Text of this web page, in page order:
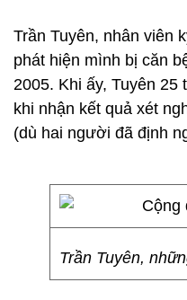
Trần Tuyên, nhân viên
phát hiện mình bị căn
2005. Khi ấy, Tuyên 25
khi nhận kết quả xét
(dù hai người đã định
Trần Tuyên,